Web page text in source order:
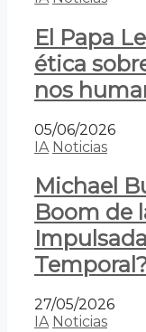
El Papa
ética
nos
05/06/2026
IA Noticias
Michael
Boom de
27/05/2026
IA Noticias